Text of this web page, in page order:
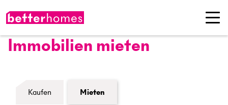
Immobilien mieten
Formular Immobiliensuche
Kaufen Mieten